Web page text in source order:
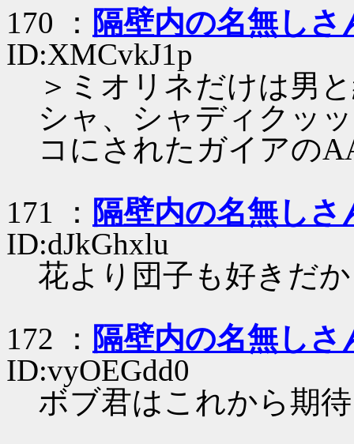
170 ： 隔壁内の名無しさ
ID:XMCvkJ1p
＞ミオリネだけは男
シャ、シャディク
コにされたガイアの
171 ： 隔壁内の名無しさ
ID:dJkGhxlu
花より団子も好きだ
172 ： 隔壁内の名無しさ
ID:vyOEGdd0
ボブ君はこれから期